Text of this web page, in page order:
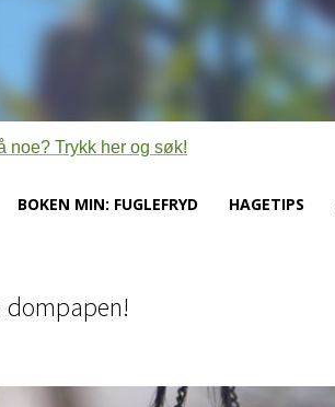
noe? Trykk her og søk!
BOKEN MIN: FUGLEFRYD HAGETIPS
dompapen!